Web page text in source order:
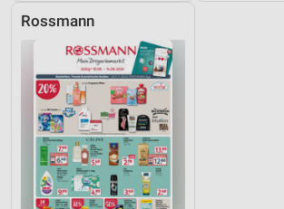
Rossmann
Erstellung von Profilen zur Personalisierung
von Inhalten
Verwendung von Profilen zur Auswahl
personalisierter Inhalte
Messung der Werbeleistung
Messung der Performance von Inhalten